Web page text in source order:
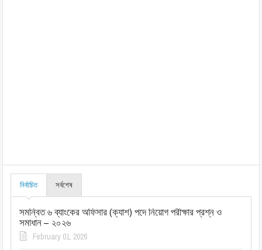
নির্বাচিত সর্বশেষ
সমন্বিত ৬ ব্যাংকের অফিসার (ক্যাশ) পদে নিয়োগ পরীক্ষার প্রশ্ন ও
সমাধান – ২০২৬
February 01, 2026